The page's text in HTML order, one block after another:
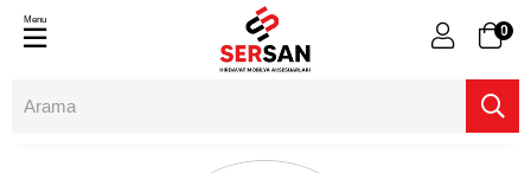
0
Menu